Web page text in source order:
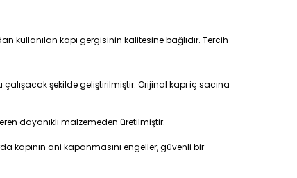
kullanılan kapı gergisinin kalitesine bağlıdır. Tercih
çalışacak şekilde geliştirilmiştir. Orijinal kapı iç sacına
dayanıklı malzemeden üretilmiştir.
kapının ani kapanmasını engeller, güvenli bir